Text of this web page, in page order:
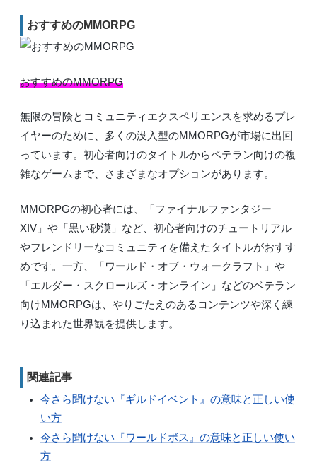
おすすめのMMORPG
おすすめのMMORPG
無限の冒険とコミュニティエクスペリエンスを求めるプレ
イヤーのために、多くの没入型のMMORPGが市場に出回
っています。初心者向けのタイトルからベテラン向けの複
雑なゲームまで、さまざまなオプションがあります。
MMORPGの初心者には、「ファイナルファンタジー
XIV」や「黒い砂漠」など、初心者向けのチュートリアル
やフレンドリーなコミュニティを備えたタイトルがおすす
めです。一方、「ワールド・オブ・ウォークラフト」や
「エルダー・スクロールズ・オンライン」などのベテラン
向けMMORPGは、やりごたえのあるコンテンツや深く練
り込まれた世界観を提供します。
関連記事
今さら聞けない『ギルドイベント』の意味と正しい使
い方
今さら聞けない『ワールドボス』の意味と正しい使い
方